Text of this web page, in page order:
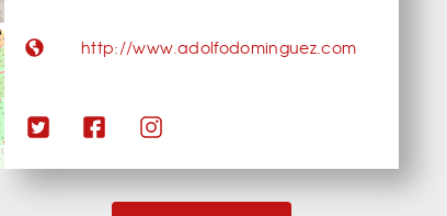
http://www.adolfodominguez.com